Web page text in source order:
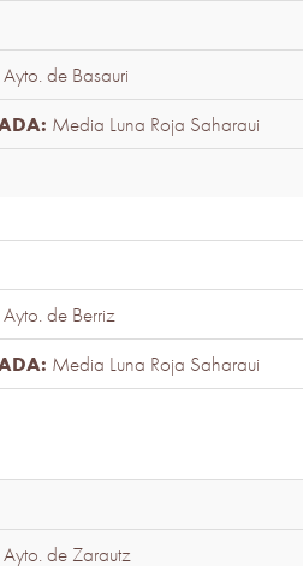
Ayto. de Basauri
Media Luna Roja Saharaui
Ayto. de Berriz
Media Luna Roja Saharaui
Ayto. de Zarautz